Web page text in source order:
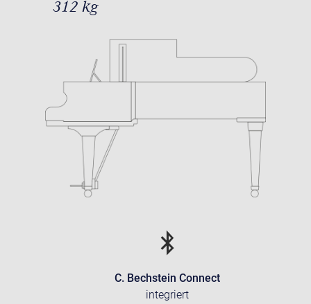
312 kg
C. Bechstein Connect
integriert